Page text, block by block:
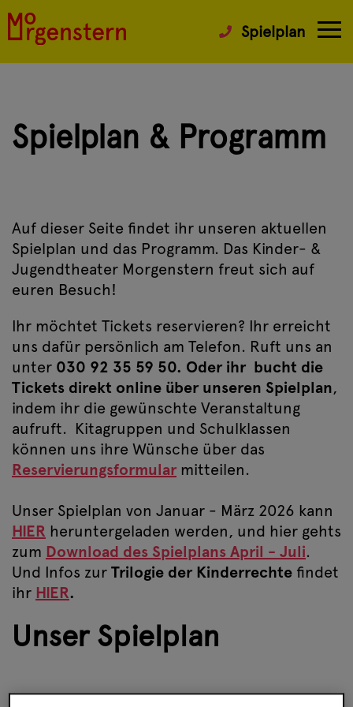
Spielplan
Spielplan & Programm
Auf dieser Seite findet ihr unseren aktuellen
Spielplan und das Programm. Das Kinder- &
Jugendtheater Morgenstern freut sich auf
euren Besuch!
Ihr möchtet Tickets reservieren? Ihr erreicht
uns dafür persönlich am Telefon. Ruft uns an
unter 030 92 35 59 50. Oder ihr bucht die
Tickets direkt online über unseren Spielplan,
indem ihr die gewünschte Veranstaltung
aufruft. Kitagruppen und Schulklassen
können uns ihre Wünsche über das
Reservierungsformular mitteilen.
Unser Spielplan von Januar - März 2026 kann
HIER heruntergeladen werden, und hier gehts
zum Download des Spielplans April - Juli.
Und Infos zur Trilogie der Kinderrechte findet
ihr HIER.
Unser Spielplan